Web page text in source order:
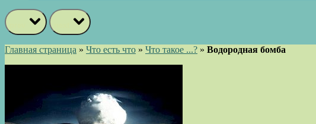
Главная страница » Что есть что » Что такое ...? » Водородная бомба